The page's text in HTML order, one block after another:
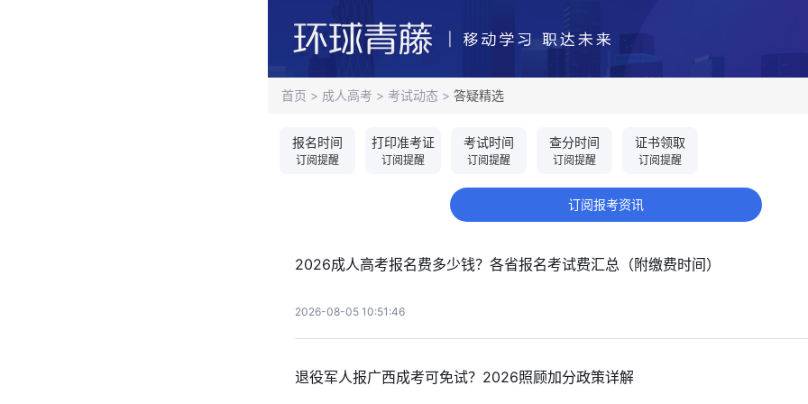
首页 > 成人高考 > 考试动态 > 答疑精选
报名时间
订阅提醒
打印准考证
订阅提醒
考试时间
订阅提醒
查分时间
订阅提醒
证书领取
订阅提醒
订阅报考资讯
2026成人高考报名费多少钱？各省报名考试费汇总（附缴费时间）
2026-08-05 10:51:46
退役军人报广西成考可免试？2026照顾加分政策详解